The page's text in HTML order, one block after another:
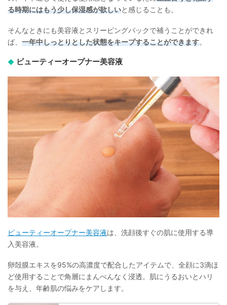
る時期にはもう少し保湿感が欲しいと感じることも。
そんなときにも美容液とスリーピングパックで補うことができれ
ば、 一年中しっとりとした状態をキープすることができます。
ビューティーオープナー美容液
ビューティーオープナー美容液は、洗顔後すぐの肌に使用する導
入美容液。
卵殻膜エキスを95%の高濃度で配合したアイテムで、全顔に3滴ほ
ど使用することで角層にまんべんなく浸透。肌にうるおいとハリ
を与え、年齢肌の悩みをケアします。